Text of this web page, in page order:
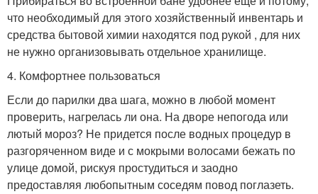
что необходимый для этого хозяйственный инвентарь и
средства бытовой химии находятся под рукой , для них
не нужно организовывать отдельное хранилище.
4. Комфортнее пользоваться
Если до парилки два шага, можно в любой момент
проверить, нагрелась ли она. На дворе непогода или
лютый мороз? Не придется после водных процедур в
разгоряченном виде и с мокрыми волосами бежать по
улице домой, рискуя простудиться и заодно
предоставляя любопытным соседям повод поглазеть.